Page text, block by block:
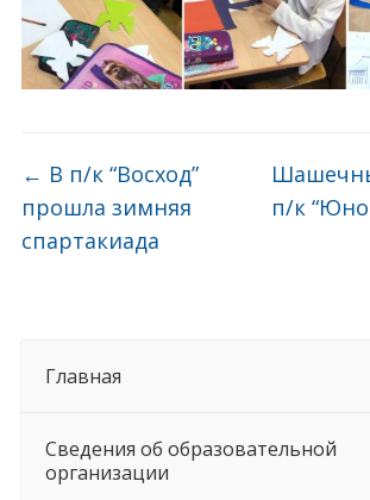
Главная
Сведения об образовательной
организации
← В п/к “Восход”
прошла зимняя
спартакиада
п/к